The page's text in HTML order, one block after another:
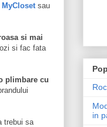
MyCloset sau
si mai
si fac fata
plimbare cu
trebui sa
in